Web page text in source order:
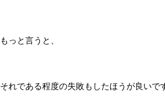
もっと言うと、
それである程度の失敗もしたほうが良いで